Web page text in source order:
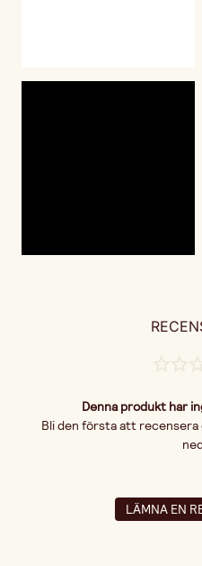
Denna produkt har
Bli den första att recensera
LÄMNA EN